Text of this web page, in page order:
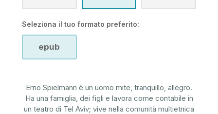
Seleziona il tuo formato preferito:
epub
Erno Spielmann è un uomo mite, tranquillo, allegro.
Ha una famiglia, dei figli e lavora come contabile in
un teatro di Tel Aviv; vive nella comunità multietnica